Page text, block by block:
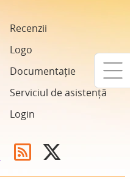
Recenzii
Logo
Documentație
Serviciul de asistență
Login